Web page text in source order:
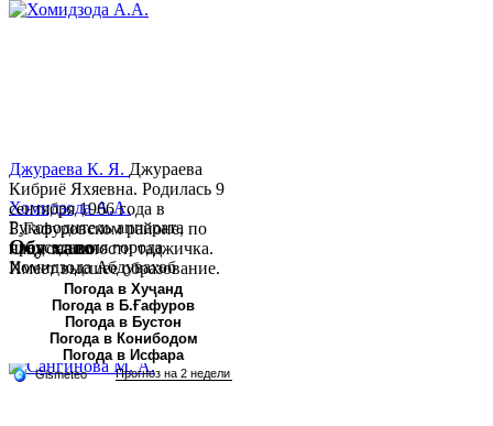
Хомидзода А.А.
Руководитель аппарата
председателя города
Хомидзода Абдувахоб
Абдумаджид родился 8
июня 1978 года в городе
Худжанде. По
национальности...
Джураева К. Я. Джураева
Кибриё Яхяевна. Родилась 9
сентября 1966 года в
Б.Гафуровском районе, по
национальности таджичка.
Имеет высшее образование.
В 1997 ...
Обу хаво
Погода в Хуҷанд
Погода в Б.Ғафуров
Погода в Бустон
Погода в Конибодом
Погода в Исфара